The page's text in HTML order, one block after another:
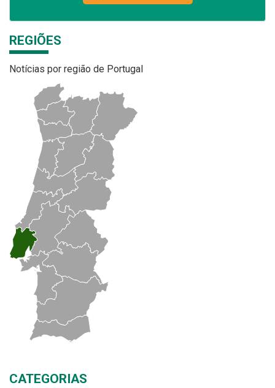
REGIÕES
Notícias por região de Portugal
CATEGORIAS